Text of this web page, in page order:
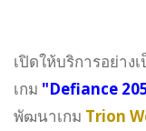
เปิดให้บริการอย่าง
เกม "Defiance
พัฒนาเกม Trion